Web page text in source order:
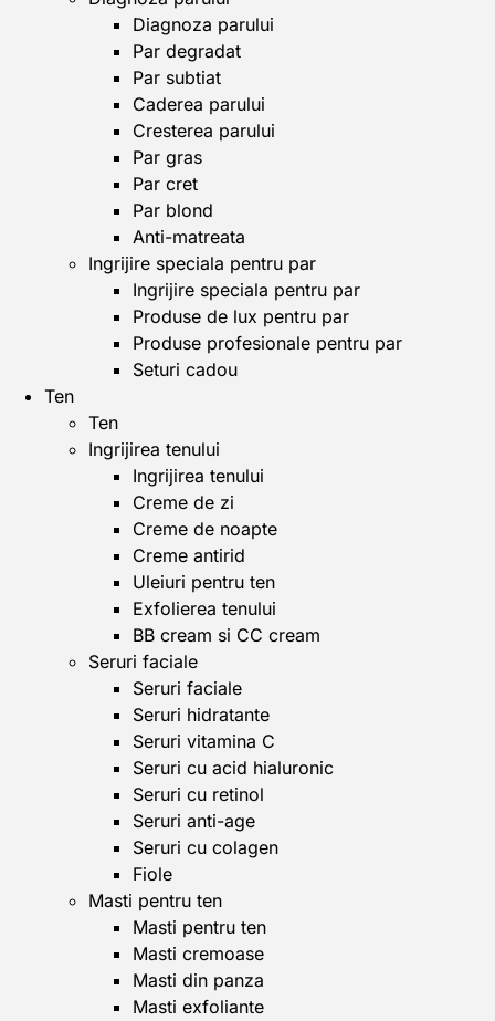
Diagnoza parului
Par degradat
Par subtiat
Caderea parului
Cresterea parului
Par gras
Par cret
Par blond
Anti-matreata
Ingrijire speciala pentru par
Ingrijire speciala pentru par
Produse de lux pentru par
Produse profesionale pentru par
Seturi cadou
Ten
Ten
Ingrijirea tenului
Ingrijirea tenului
Creme de zi
Creme de noapte
Creme antirid
Uleiuri pentru ten
Exfolierea tenului
BB cream si CC cream
Seruri faciale
Seruri faciale
Seruri hidratante
Seruri vitamina C
Seruri cu acid hialuronic
Seruri cu retinol
Seruri anti-age
Seruri cu colagen
Fiole
Masti pentru ten
Masti pentru ten
Masti cremoase
Masti din panza
Masti exfoliante